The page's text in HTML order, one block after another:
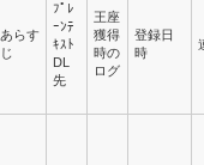
あらす
じ
ﾌﾟﾚ
ｰﾝﾃ
ｷｽﾄ
DL
先
王座
獲得
時の
ログ
登録日
時